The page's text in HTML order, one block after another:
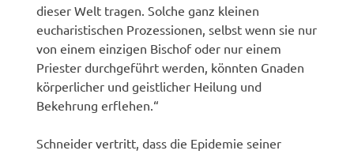
dieser Welt tragen. Solche ganz kleinen
eucharistischen Prozessionen, selbst wenn sie nur
von einem einzigen Bischof oder nur einem
Priester durchgeführt werden, könnten Gnaden
körperlicher und geistlicher Heilung und
Bekehrung erflehen.“
Schneider vertritt, dass die Epidemie seiner